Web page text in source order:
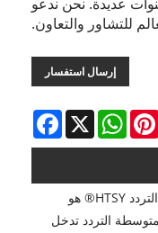
للتشاور والتعاون.
إرسال استفسار
Facebook X
WhatsAppPinterest
مبدأ جهاز العلاج بالتيار التداخلي متوسط التردد HTSY® هو
متوسطة التردد تدخل